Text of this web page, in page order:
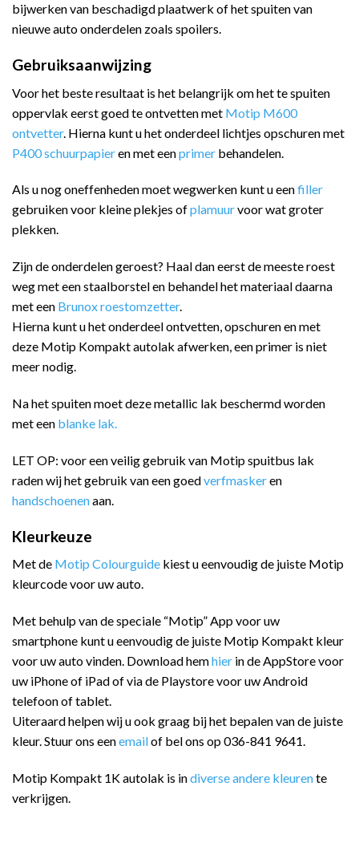
bijwerken van beschadigd plaatwerk of het spuiten van
nieuwe auto onderdelen zoals spoilers.
Gebruiksaanwijzing
Voor het beste resultaat is het belangrijk om het te spuiten
oppervlak eerst goed te ontvetten met Motip M600
ontvetter. Hierna kunt u het onderdeel lichtjes opschuren met
P400 schuurpapieren met eenprimer behandelen.
Als u nog oneffenheden moet wegwerken kunt u eenfiller
gebruiken voor kleine plekjes ofplamuurvoor wat groter
plekken.
Zijn de onderdelen geroest? Haal dan eerst de meeste roest
weg met een staalborstel en behandel het materiaal daarna
met een Brunox roestomzetter.
Hierna kunt u het onderdeel ontvetten, opschuren en met
deze Motip Kompakt autolak afwerken, een primer is niet
meer nodig.
Na het spuiten moet deze metallic lak beschermd worden
met een blanke lak.
LET OP: voor een veilig gebruik van Motip spuitbus lak
raden wij het gebruik van een goedverfmaskeren
handschoenenaan.
Kleurkeuze
Met de Motip Colourguide kiest u eenvoudig de juiste Motip
kleurcode voor uw auto.
Met behulp van de speciale “Motip” App voor uw
smartphone kunt u eenvoudig de juiste Motip Kompakt kleur
voor uw auto vinden. Download hemhier in de AppStore voor
uw iPhone of iPad of via de Playstore voor uw Android
telefoon of tablet.
Uiteraard helpen wij u ook graag bij het bepalen van de juiste
kleur. Stuur ons eenemailof bel ons op 036-841 9641.
Motip Kompakt 1K autolak is indiverse andere kleurente
verkrijgen.